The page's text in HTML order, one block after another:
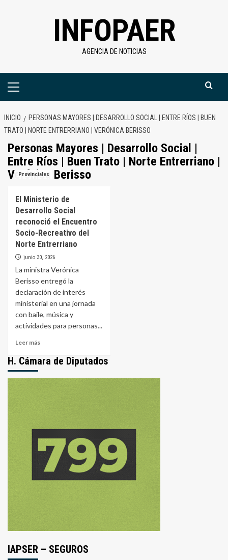
INFOPAER
AGENCIA DE NOTICIAS
Menú
INICIO
PERSONAS MAYORES | DESARROLLO SOCIAL | ENTRE RÍOS | BUEN
TRATO | NORTE ENTRERRIANO | VERÓNICA BERISSO
Personas Mayores | Desarrollo Social |
Entre Ríos | Buen Trato | Norte Entrerriano |
Verónica Berisso
Provinciales
El Ministerio de
Desarrollo Social
reconoció el Encuentro
Socio-Recreativo del
Norte Entrerriano
junio 30, 2026
La ministra Verónica
Berisso entregó la
declaración de interés
ministerial en una jornada
con baile, música y
actividades para personas...
Leer más
sobre
Ministerio
Desarrollo
el
Encuentro
Socio-
Recreativo
del
H. Cámara de Diputados
IAPSER – SEGUROS